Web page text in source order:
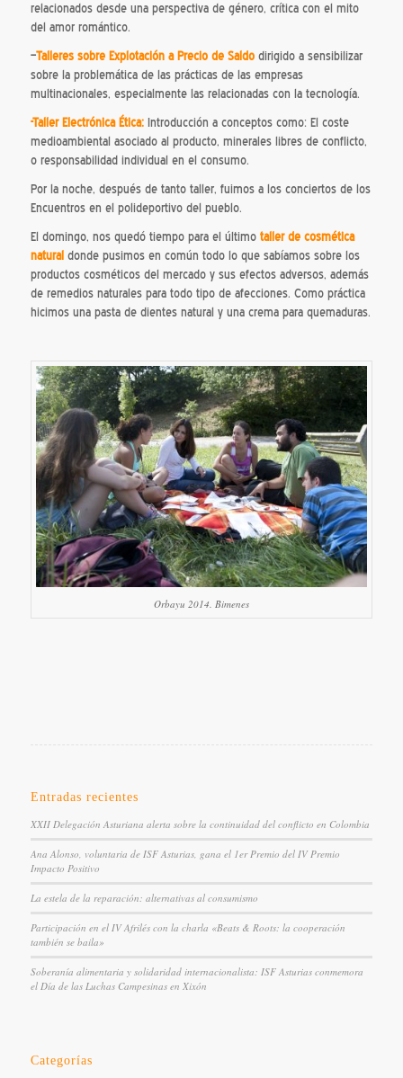
relacionados desde una perspectiva de género, crítica con el mito
del amor romántico.
–Talleres sobre Explotación a Precio de Saldo dirigido a sensibilizar
sobre la problemática de las prácticas de las empresas
multinacionales, especialmente las relacionadas con la tecnología.
-Taller Electrónica Ética: Introducción a conceptos como: El coste
medioambiental asociado al producto, minerales libres de conflicto,
o responsabilidad individual en el consumo.
Por la noche, después de tanto taller, fuimos a los conciertos de los
Encuentros en el polideportivo del pueblo.
El domingo, nos quedó tiempo para el último taller de cosmética
natural donde pusimos en común todo lo que sabíamos sobre los
productos cosméticos del mercado y sus efectos adversos, además
de remedios naturales para todo tipo de afecciones. Como práctica
hicimos una pasta de dientes natural y una crema para quemaduras.
Orbayu 2014. Bimenes
Entradas recientes
XXII Delegación Asturiana alerta sobre la continuidad del conflicto en Colombia
Ana Alonso, voluntaria de ISF Asturias, gana el 1er Premio del IV Premio
Impacto Positivo
La estela de la reparación: alternativas al consumismo
Participación en el IV Afrilés con la charla «Beats & Roots: la cooperación
también se baila»
Soberanía alimentaria y solidaridad internacionalista: ISF Asturias conmemora
el Día de las Luchas Campesinas en Xixón
Categorías